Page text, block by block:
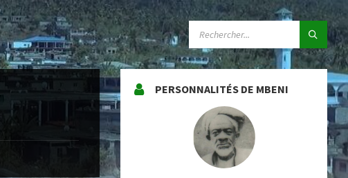
SEARCH:
PERSONNALITÉS DE MBENI